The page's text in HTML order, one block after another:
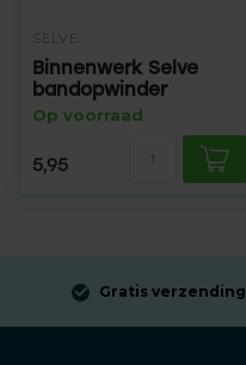
SELVE
Binnenwerk Selve
bandopwinder
Op voorraad
5,95
Gratis verzending